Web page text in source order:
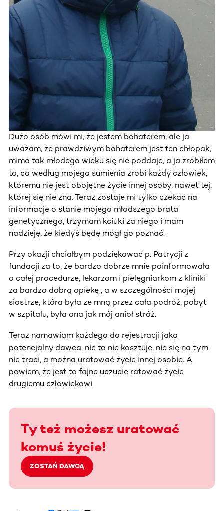
Dużo osób mówi mi, że jestem bohaterem, ale ja
uważam, że prawdziwym bohaterem jest ten chłopak,
mimo tak młodego wieku się nie poddaje, a ja zrobiłem
to, co według mojego sumienia zrobi każdy człowiek,
któremu nie jest obojętne życie innej osoby, nawet tej,
której się nie zna. Teraz zostaje mi tylko czekać na
informacje o stanie mojego młodszego brata
genetycznego, trzymam kciuki za niego i mam
nadzieję, że kiedyś będę mógł go poznać.
Przy okazji chciałbym podziękować p. Patrycji z
fundacji za to, że bardzo dobrze mnie poinformowała
o całej procedurze, lekarzom i pielęgniarkom z kliniki
za bardzo dobrą opiekę , a w szczególności mojej
siostrze, która była ze mną przez cała podróż, pobyt
w szpitalu, była ona jak mój anioł stróż.
Teraz namawiam każdego do rejestracji jako
potencjalny dawca, nic to nie kosztuje, nic się na tym
nie traci, a można uratować życie innej osobie. A
powiem, że jest to fajne uczucie ratować życie
drugiemu człowiekowi.
Ty też możesz uratować
komuś życie!
ZOSTAŃ DAWCĄ